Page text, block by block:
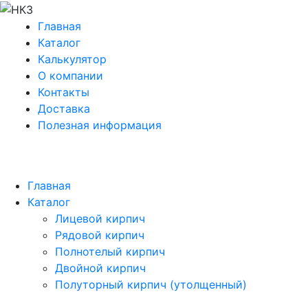
Главная
Каталог
Калькулятор
О компании
Контакты
Доставка
Полезная информация
Главная
Каталог
Лицевой кирпич
Рядовой кирпич
Полнотелый кирпич
Двойной кирпич
Полуторный кирпич (утолщенный)